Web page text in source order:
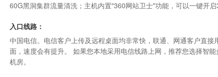
60G黑洞集群流量清洗；主机内置"360网站卫士"功能，可以一键开
入口线路：
中国电信。电信客户上传及远程桌面均非常快，联通、网通客户直
面，速度会有提升。 如果您本地采用电信线路上网，推荐您选择智
机房。